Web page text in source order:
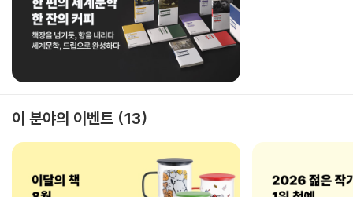
이 분야의 이벤트 13